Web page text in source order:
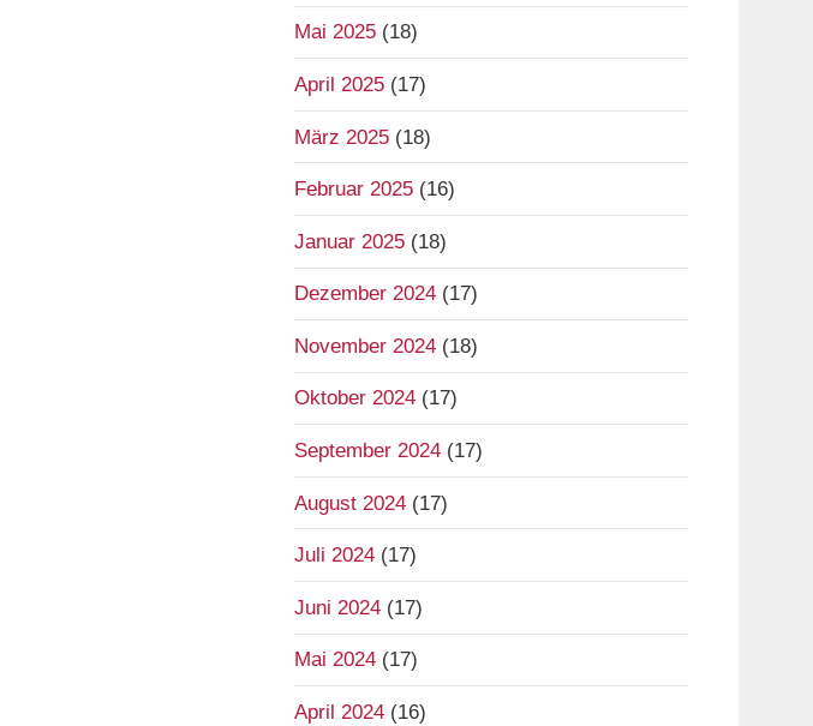
Mai 2025(18)
April 2025(17)
März 2025(18)
Februar 2025(16)
Januar 2025(18)
Dezember 2024(17)
November 2024(18)
Oktober 2024(17)
September 2024(17)
August 2024(17)
Juli 2024(17)
Juni 2024(17)
Mai 2024(17)
April 2024(16)